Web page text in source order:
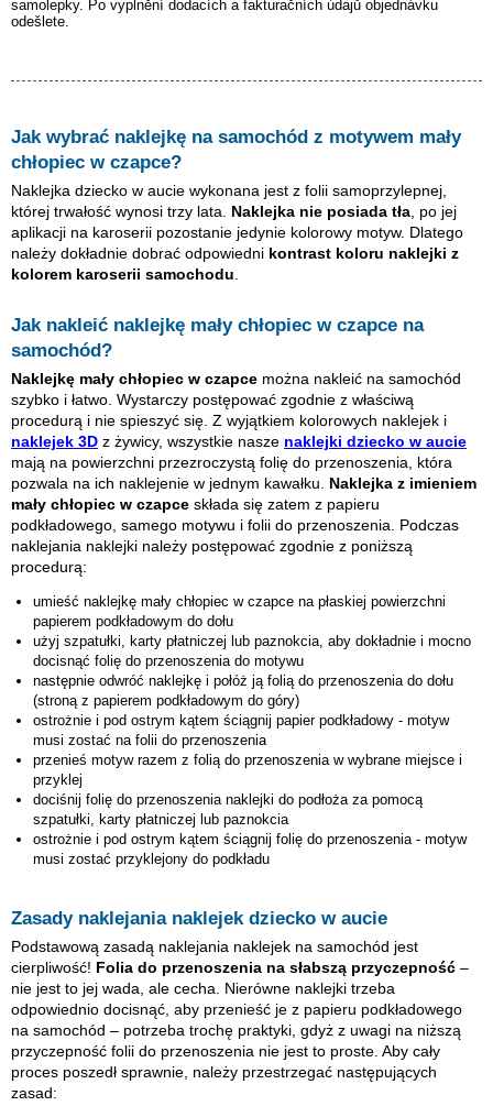
samolepky. Po vyplnění dodacích a fakturačních údajů objednávku
odešlete.
Jak wybrać naklejkę na samochód z motywem mały
chłopiec w czapce?
Naklejka dziecko w aucie wykonana jest z folii samoprzylepnej,
której trwałość wynosi trzy lata. Naklejka nie posiada tła , po jej
aplikacji na karoserii pozostanie jedynie kolorowy motyw. Dlatego
należy dokładnie dobrać odpowiedni kontrast koloru naklejki z
kolorem karoserii samochodu
Jak nakleić naklejkę mały chłopiec w czapce na
samochód?
Naklejkę mały chłopiec w czapce można nakleić na samochód
szybko i łatwo. Wystarczy postępować zgodnie z właściwą
procedurą i nie spieszyć się. Z wyjątkiem kolorowych naklejek i
naklejek 3D z żywicy, wszystkie nasze naklejki dziecko w aucie
mają na powierzchni przezroczystą folię do przenoszenia, która
pozwala na ich naklejenie w jednym kawałku. Naklejka z imieniem
mały chłopiec w czapce składa się zatem z papieru
podkładowego, samego motywu i folii do przenoszenia. Podczas
naklejania naklejki należy postępować zgodnie z poniższą
procedurą:
umieść naklejkę mały chłopiec w czapce na płaskiej powierzchni
papierem podkładowym do dołu
użyj szpatułki, karty płatniczej lub paznokcia, aby dokładnie i mocno
docisnąć folię do przenoszenia do motywu
następnie odwróć naklejkę i połóż ją folią do przenoszenia do dołu
(stroną z papierem podkładowym do góry)
ostrożnie i pod ostrym kątem ściągnij papier podkładowy - motyw
musi zostać na folii do przenoszenia
przenieś motyw razem z folią do przenoszenia w wybrane miejsce i
przyklej
dociśnij folię do przenoszenia naklejki do podłoża za pomocą
szpatułki, karty płatniczej lub paznokcia
ostrożnie i pod ostrym kątem ściągnij folię do przenoszenia - motyw
musi zostać przyklejony do podkładu
Zasady naklejania naklejek dziecko w aucie
Podstawową zasadą naklejania naklejek na samochód jest
cierpliwość! Folia do przenoszenia na słabszą przyczepność –
nie jest to jej wada, ale cecha. Nierówne naklejki trzeba
odpowiednio docisnąć, aby przenieść je z papieru podkładowego
na samochód – potrzeba trochę praktyki, gdyż z uwagi na niższą
przyczepność folii do przenoszenia nie jest to proste. Aby cały
proces poszedł sprawnie, należy przestrzegać następujących
zasad: